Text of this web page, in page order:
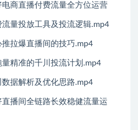
商直播付费流量全方位运营
量投放工具及投流逻辑.mp4
拉爆直播间的技巧.mp4
精准的千川投流计划.mp4
据解析及优化思路.mp4
播间全链路长效稳健流量运